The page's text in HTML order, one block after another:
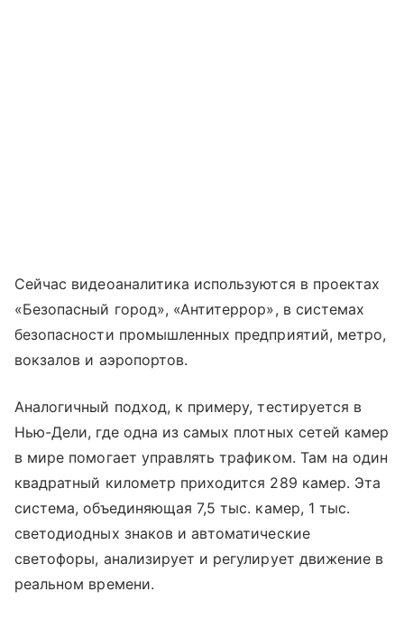
Сейчас видеоаналитика используются в проектах
«Безопасный город», «Антитеррор», в системах
безопасности промышленных предприятий, метро,
вокзалов и аэропортов.
Аналогичный подход, к примеру, тестируется в
Нью-Дели, где одна из самых плотных сетей камер
в мире помогает управлять трафиком. Там на один
квадратный километр приходится 289 камер. Эта
система, объединяющая 7,5 тыс. камер, 1 тыс.
светодиодных знаков и автоматические
светофоры, анализирует и регулирует движение в
реальном времени.